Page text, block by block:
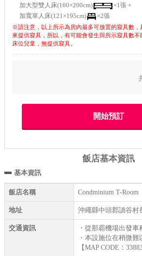
加大型雙人床(160×200cm)
×1張 +
加寬單人床(121×195cm)
×2張
※請注意，以上所示為房內最多可放置的寢具數，
來提供寢具，所以，有可能會發生與所示寢具數
床位兒童，無提供寢具。
飯店基本資訊
基本資訊
飯店名稱 Condminium T-Room
地址 沖繩縣中頭郡讀谷村
交通資訊
・從那霸機場出發車
・本設施位在稍微
【MAP CODE：